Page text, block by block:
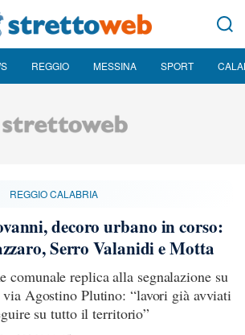
REGGIO MESSINA SPORT
REGGIO CALABRIA
decoro urbano in corso:
Serro Valanidi e Motta
comunale replica alla segnalazione su
Agostino Plutino: “lavori già avviati
su tutto il territorio”